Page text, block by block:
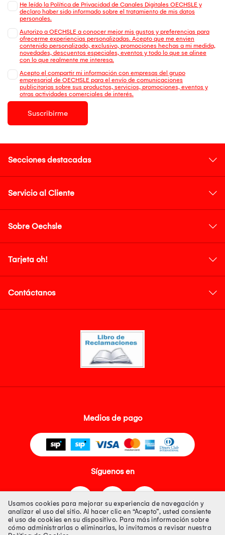
He leído la Política de Privacidad de Canales Digitales OECHSLE y
declaro haber sido informado sobre el tratamiento de mis datos
personales.
Autorizo a OECHSLE a conocer mejor mis gustos y preferencias para
ofrecerme experiencias personalizadas. Acepto que me envien
contenido personalizado, exclusivo, promociones hechas a mi medida,
novedades, descuentos especiales, eventos y todo lo que se alinee
con lo que realmente me interesa.
Acepto el compartir mi información con empresas del grupo
empresarial de OECHSLE para el envío de comunicaciones
publicitarias sobre sus productos, servicios, promociones, eventos y
otras actividades comerciales de interés.
Suscribirme
Secciones destacadas
Servicio al Cliente
Sobre Oechsle
Tarjeta oh!
Contáctanos
Medios de pago
Síguenos en
Usamos cookies para mejorar su experiencia de navegación y
analizar el uso del sitio. Al hacer clic en “Acepto”, usted consiente
el uso de cookies en su dispositivo. Para más información sobre
cómo administrarlas o eliminarlas, lo invitamos a revisar nuestra